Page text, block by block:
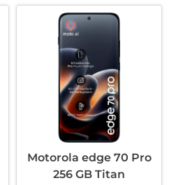
Motorola edge 70 Pro
256 GB Titan